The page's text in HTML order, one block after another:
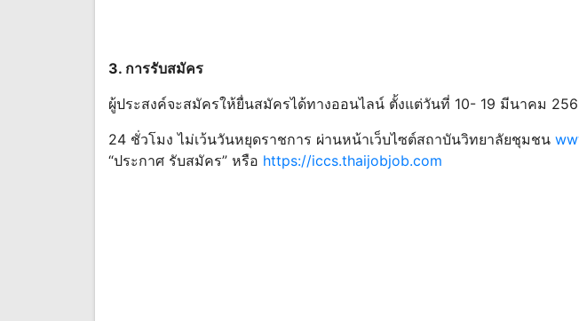
3. การรับสมัคร
ผู้ประสงค์จะสมัครให้ยื่นสมัครได้ทางออนไลน์ ตั้งแต่วันที่ 10- 19 มีนาคม
24 ชั่วโมง ไม่เว้นวันหยุดราชการ ผ่านหน้าเว็บไซต์สถาบันวิทยาลัยชุมชน
“ประกาศ รับสมัคร” หรือ https://iccs.thaijobjob.com